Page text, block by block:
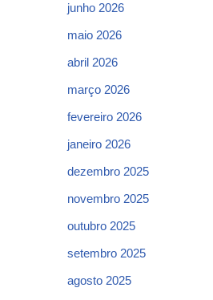
junho 2026
maio 2026
abril 2026
março 2026
fevereiro 2026
janeiro 2026
dezembro 2025
novembro 2025
outubro 2025
setembro 2025
agosto 2025